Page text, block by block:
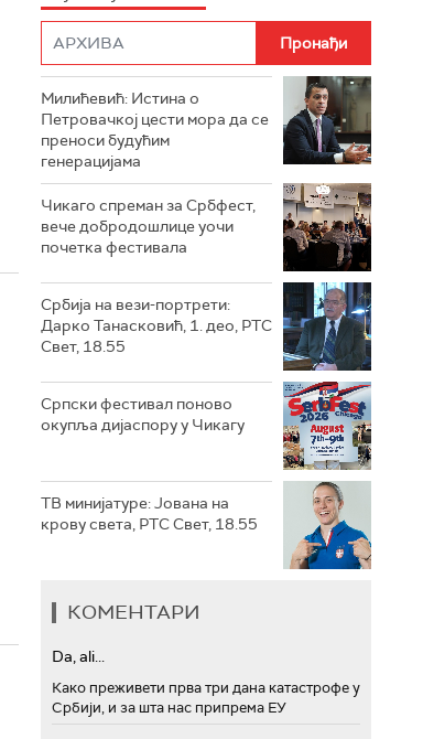
Милићевић: Истина о
Петровачкој цести мора да се
преноси будућим
генерацијама
Чикаго спреман за Србфест,
вече добродошлице уочи
почетка фестивала
Србија на вези-портрети:
Дарко Танасковић, 1. део, РТС
Свет, 18.55
Српски фестивал поново
окупља дијаспору у Чикагу
ТВ минијатуре: Јована на
крову света, РТС Свет, 18.55
КОМЕНТАРИ
Da, ali...
Како преживети прва три дана катастрофе у
Србији, и за шта нас припрема ЕУ